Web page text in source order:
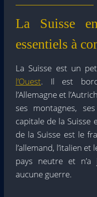
La Suisse
essentiels à
La Suisse est un
l’Ouest. Il est
l’Allemagne et
ses montagnes,
capitale de la Suisse
de la Suisse est le
l’allemand, l’italien
pays neutre et n’a
aucune guerre.